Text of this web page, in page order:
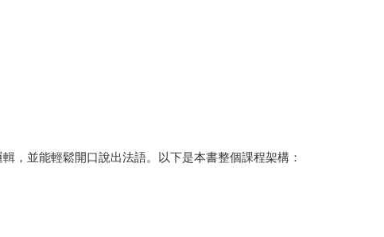
，並能輕鬆開口說出法語。以下是本書整個課程架構：